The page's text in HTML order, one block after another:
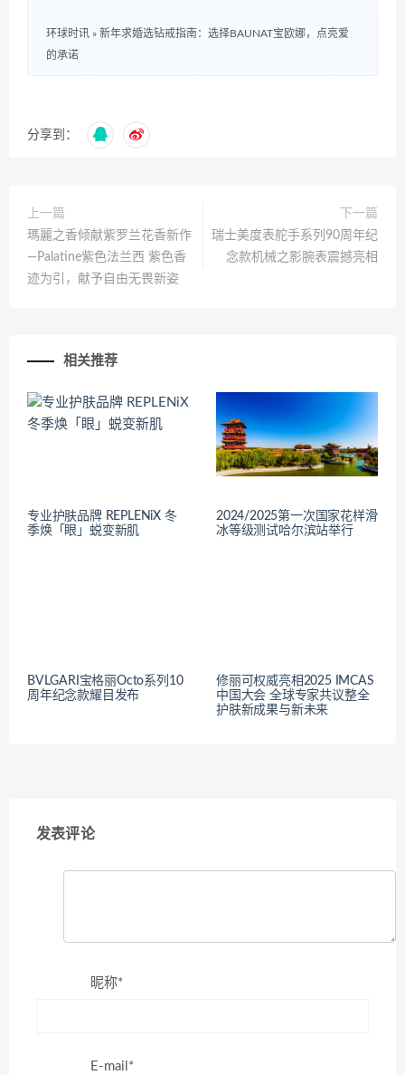
环球时讯 » 新年求婚选钻戒指南：选择BAUNAT宝欧娜，点亮爱
的承诺
分享到：
上一篇
瑪麗之香倾献紫罗兰花香新作
—Palatine紫色法兰西 紫色香
迹为引，献予自由无畏新姿
下一篇
瑞士美度表舵手系列90周年纪
念款机械之影腕表震撼亮相
相关推荐
专业护肤品牌 REPLENiX 冬
季焕「眼」蜕变新肌
2024/2025第一次国家花样滑
冰等级测试哈尔滨站举行
BVLGARI宝格丽Octo系列10
周年纪念款耀目发布
修丽可权威亮相2025 IMCAS
中国大会 全球专家共议整全
护肤新成果与新未来
发表评论
昵称*
E-mail*